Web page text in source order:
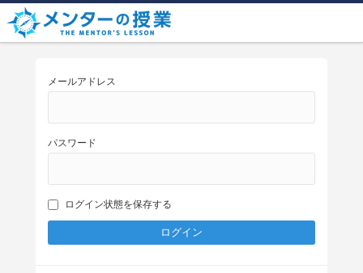
メールアドレス
パスワード
ログイン状態を保存する